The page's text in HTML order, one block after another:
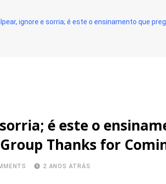
ignore e sorria; é este o ensinamento que
é este o
Thanks for
2 ANOS ATRÁS